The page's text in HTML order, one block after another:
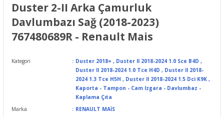
Duster 2-II Arka Çamurluk
Davlumbazı Sağ (2018-2023)
767480689R - Renault Mais
Kategori Duster 2018= , Duster II 2018-2024 1.0 Sce B4D ,
Duster II 2018-2024 1.0 Tce H4D , Duster II 2018-
2024 1.3 Tce H5H , Duster II 2018-2024 1.5 Dci K9K ,
Kaporta - Tampon - Cam Izgara - Davlumbaz -
Kaplama Çıta
Marka
RENAULT MAİS